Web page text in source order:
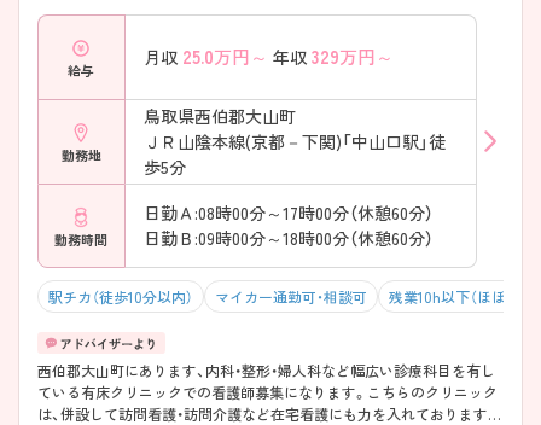
給与
月収 25.0万円～ 年収 329万円～
勤務地
鳥取県西伯郡大山町
ＪＲ山陰本線(京都－下関)「中山口駅」徒
歩5分
勤務時間
日勤Ａ:08時00分～17時00分（休憩60分）
日勤Ｂ:09時00分～18時00分（休憩60分）
駅チカ（徒歩10分以内） マイカー通勤可・相談可 残業10h以下（ほぼなし）
西伯郡大山町にあります、内科・整形・婦人科など幅広い診療科目を有し
ている有床クリニックでの看護師募集になります。こちらのクリニック
は、併設して訪問看護・訪問介護など在宅看護にも力を入れております。